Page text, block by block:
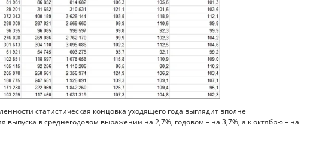
статистическая концовка уходящего года выглядит вполне
выпуска в среднегодовом выражении на 2,7%, годовом – на 3,7%, а к октябрю – на